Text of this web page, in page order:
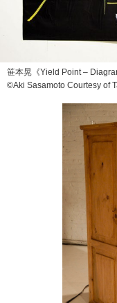
笹本晃《Yield Point –
©Aki Sasamoto Courtesy of